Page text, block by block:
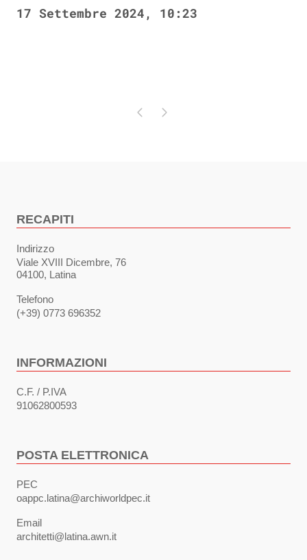
17 Settembre 2024, 10:23
Pagina precedente
Pagina successiva
RECAPITI
Indirizzo
Viale XVIII Dicembre, 76
04100, Latina
Telefono
(+39) 0773 696352
INFORMAZIONI
C.F. / P.IVA
91062800593
POSTA ELETTRONICA
PEC
oappc.latina@archiworldpec.it
Email
architetti@latina.awn.it